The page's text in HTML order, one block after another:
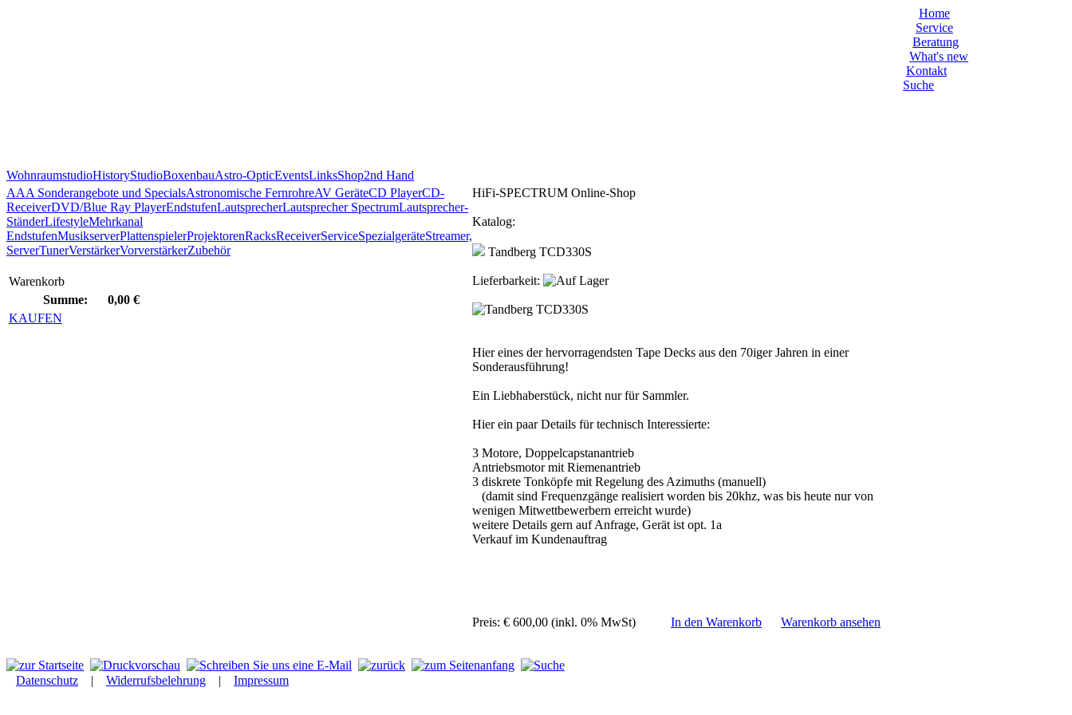
Home
Service
Beratung
What's new
Kontakt
Suche
WohnraumstudioHistoryStudioBoxenbauAstro-OpticEventsLinksShop2nd Hand
AAA Sonderangebote und SpecialsAstronomische FernrohreAV GeräteCD PlayerCD-
ReceiverDVD/Blue Ray PlayerEndstufenLautsprecherLautsprecher SpectrumLautsprecher-
StänderLifestyleMehrkanal
EndstufenMusikserverPlattenspielerProjektorenRacksReceiverServiceSpezialgeräteStreamer,
ServerTunerVerstärkerVorverstärkerZubehör
Warenkorb
Summe:
0,00 €
KAUFEN
HiFi-SPECTRUM Online-Shop
Katalog:
Tandberg TCD330S
Lieferbarkeit:
Hier eines der hervorragendsten Tape Decks aus den 70iger Jahren in einer
Sonderausführung!
Ein Liebhaberstück, nicht nur für Sammler.
Hier ein paar Details für technisch Interessierte:
3 Motore, Doppelcapstanantrieb
Antriebsmotor mit Riemenantrieb
3 diskrete Tonköpfe mit Regelung des Azimuths (manuell)
(damit sind Frequenzgänge realisiert worden bis 20khz, was bis heute nur von
wenigen Mitwettbewerbern erreicht wurde)
weitere Details gern auf Anfrage, Gerät ist opt. 1a
Verkauf im Kundenauftrag
Preis: € 600,00 (inkl. 0% MwSt) In den Warenkorb Warenkorb ansehen
Datenschutz | Widerrufsbelehrung | Impressum